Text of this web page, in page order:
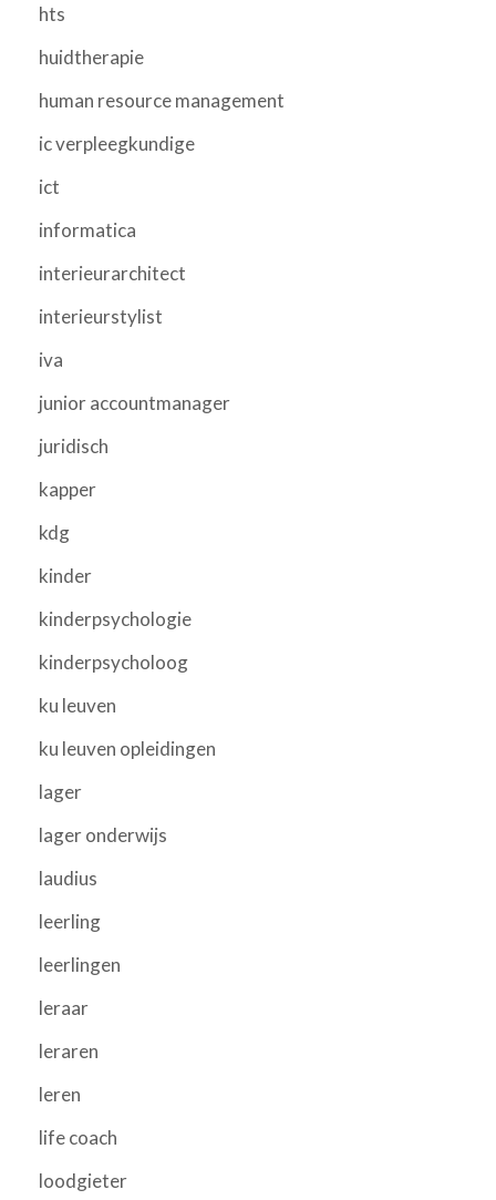
hts
huidtherapie
human resource management
ic verpleegkundige
ict
informatica
interieurarchitect
interieurstylist
iva
junior accountmanager
juridisch
kapper
kdg
kinder
kinderpsychologie
kinderpsycholoog
ku leuven
ku leuven opleidingen
lager
lager onderwijs
laudius
leerling
leerlingen
leraar
leraren
leren
life coach
loodgieter